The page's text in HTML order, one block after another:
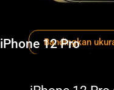
Bandingkan
iPhone 12 Pro
Layar Super Retina